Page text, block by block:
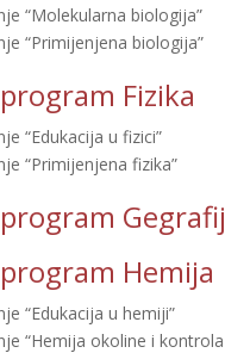
“Molekularna biologija”
“Primijenjena biologija”
Fizika
“Edukacija u fizici”
“Primijenjena fizika”
Hemija
“Edukacija u hemiji”
“Hemija okoline i